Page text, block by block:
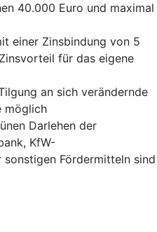
40.000 Euro und maximal
einer Zinsbindung von 5
für das eigene
an sich verändernde
möglich
Darlehen der
KfW-
Fördermitteln sind